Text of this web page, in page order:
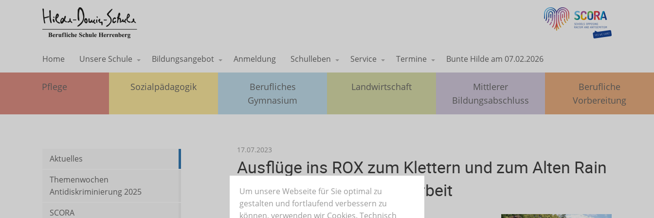
Home Unsere Schule Bildungsangebot Anmeldung Schulleben Service Termine Bunte Hilde am 07.02.2026
Pflege Sozialpädagogik
Berufliches
Gymnasium
Landwirtschaft
Mittlerer
Bildungsabschluss
Berufliche
Vorbereitung
Aktuelles
Themenwochen
Antidiskriminierung 2025
SCORA
17.07.2023
Ausflüge ins ROX zum Klettern und zum Alten Rain
mit der mobilen Jugendarbeit
Um unsere Webseite für Sie optimal zu
gestalten und fortlaufend verbessern zu
können, verwenden wir Cookies. Technisch